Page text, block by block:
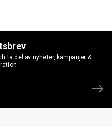
ta del av nyheter, kampanjer &